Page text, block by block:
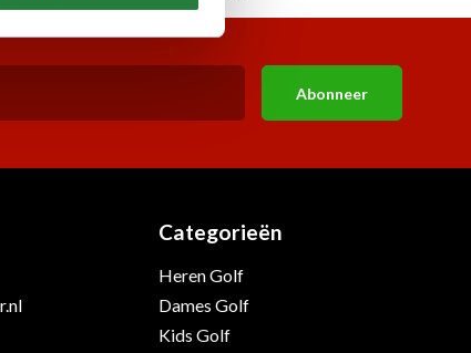
Abonneer
Categorieën
Heren Golf
Dames Golf
Kids Golf